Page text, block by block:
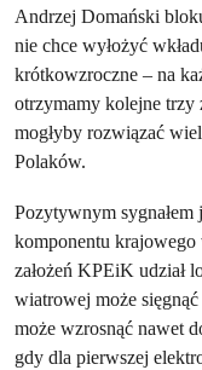
Andrzej Domański
nie chce wyłożyć
krótkowzroczne – na
otrzymamy kolejne
mogłyby rozwiązać
Polaków.
Pozytywnym sygnałem
komponentu krajowego
założeń KPEiK udział
wiatrowej może sięgnąć
może wzrosnąć nawet
gdy dla pierwszej